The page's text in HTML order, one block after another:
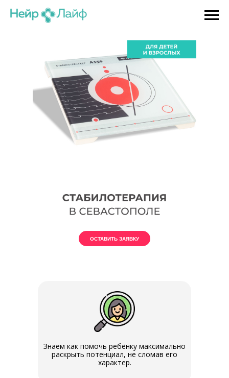
ОСТАВИТЬ ЗАЯВКУ
Знаем как помочь ребёнку максимально
раскрыть потенциал, не сломав его
характер.